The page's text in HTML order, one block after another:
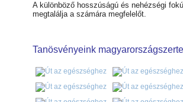
A különböző hosszúságú és nehézségi
megtalálja a számára megfelelőt.
Tanösvényeink